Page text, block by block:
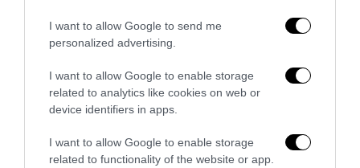
I want to allow Google to send me
personalized advertising.
I want to allow Google to enable storage
related to analytics like cookies on web or
device identifiers in apps.
I want to allow Google to enable storage
related to functionality of the website or app.
veto del disordine
6 Agosto 2026